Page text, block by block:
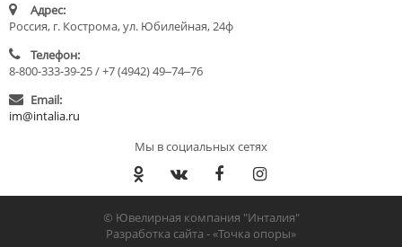
Адрес:
Россия, г. Кострома, ул. Юбилейная, 24ф
Телефон:
8-800-333-39-25 / +7 (4942) 49‒74‒76
Email:
im@intalia.ru
Мы в социальных сетях
© Ювелирная компания "Инталия"
Разработка сайта -«Точка опоры»